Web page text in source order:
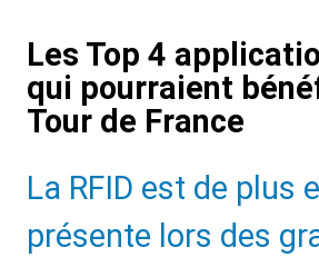
Les Top 4
qui pourraient
Tour de France
Sub
Heading
La RFID est de plus
présente lors des